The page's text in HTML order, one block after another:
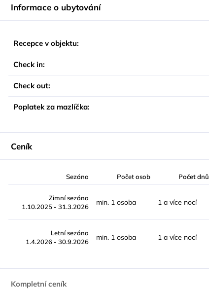
Informace o ubytování
Recepce v objektu:
Check in:
Check out:
Poplatek za mazlíčka:
Ceník
Sezóna Počet osob Počet dnů
Zimní sezóna
1.10.2025 - 31.3.2026
min. 1 osoba 1 a více nocí
Letní sezóna
1.4.2026 - 30.9.2026
min. 1 osoba 1 a více nocí
Kompletní ceník